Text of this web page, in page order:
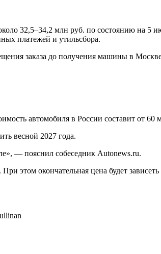
32,5–34,2 млн руб. по состоянию на 5
платежей и утильсбора.
заказа до получения машины в
автомобиля в России составит от 60
весной 2027 года.
— пояснил собеседник Autonews.ru.
этом окончательная цена будет